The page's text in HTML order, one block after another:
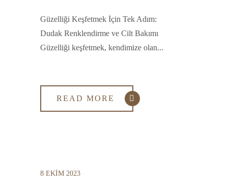
Güzelliği Keşfetmek İçin Tek Adım:
Dudak Renklendirme ve Cilt Bakımı
Güzelliği keşfetmek, kendimize olan...
READ MORE
8 EKIM 2023